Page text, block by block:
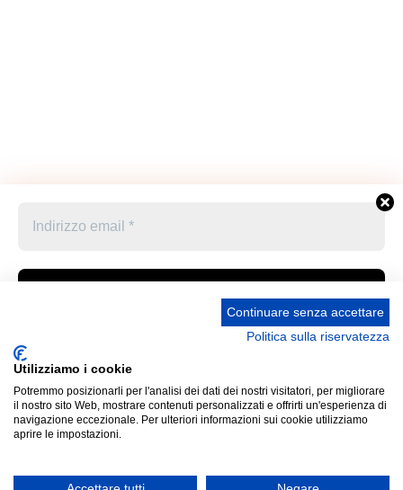
Accetto le condizioni generali e di ricevere le
newsletter
Cliccando qui sopra per inviare questo modulo, sei consapevole
e accetti che le informazioni che hai fornito verranno trasferite a
Panathlon-Fvg per il trattamento conformemente alle loro
Privacy Policy –
UNIONE STAMPA SPORTIVA ITALIANA GRUPPO
FRIULI VENEZIA GIULIA “MARCO LUCHETTA” Corso
Italia 13 34121 Trieste (Ts) Telefono 040 370371 Codice
Fiscale 80031170329 Mail: ussi_fvg@hotmail.com IBAN
Tempore: Umberto Sarcinelli (cf SRCMRT54L28I904X)
Continuare senza accettare
Politica sulla riservatezza
Utilizziamo i cookie
Potremmo posizionarli per l'analisi dei dati dei nostri visitatori, per migliorare
il nostro sito Web, mostrare contenuti personalizzati e offrirti un'esperienza di
navigazione eccezionale. Per ulteriori informazioni sui cookie utilizziamo
aprire le impostazioni.